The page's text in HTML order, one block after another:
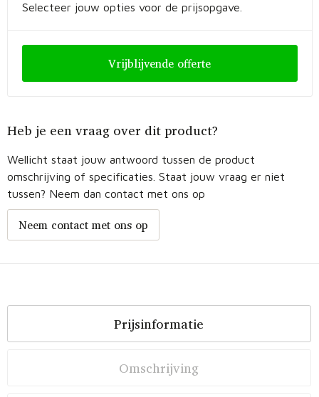
Selecteer jouw opties voor de prijsopgave.
Vrijblijvende offerte
Heb je een vraag over dit product?
Wellicht staat jouw antwoord tussen de product
omschrijving of specificaties. Staat jouw vraag er niet
tussen? Neem dan contact met ons op
Neem contact met ons op
Prijsinformatie
Omschrijving